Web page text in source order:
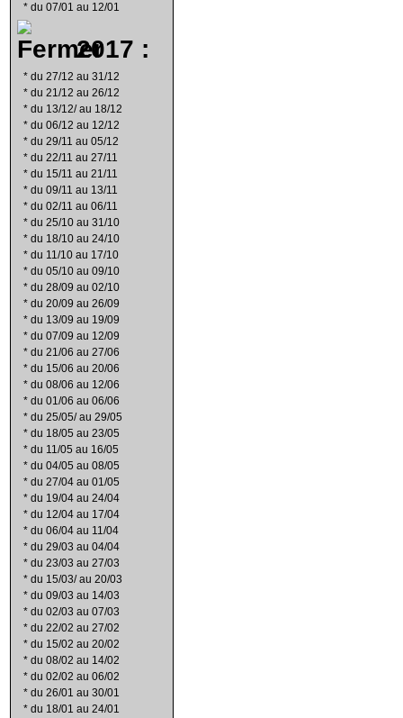
* du 07/01 au 12/01
2017 :
* du 27/12 au 31/12
* du 21/12 au 26/12
* du 13/12/ au 18/12
* du 06/12 au 12/12
* du 29/11 au 05/12
* du 22/11 au 27/11
* du 15/11 au 21/11
* du 09/11 au 13/11
* du 02/11 au 06/11
* du 25/10 au 31/10
* du 18/10 au 24/10
* du 11/10 au 17/10
* du 05/10 au 09/10
* du 28/09 au 02/10
* du 20/09 au 26/09
* du 13/09 au 19/09
* du 07/09 au 12/09
* du 21/06 au 27/06
* du 15/06 au 20/06
* du 08/06 au 12/06
* du 01/06 au 06/06
* du 25/05/ au 29/05
* du 18/05 au 23/05
* du 11/05 au 16/05
* du 04/05 au 08/05
* du 27/04 au 01/05
* du 19/04 au 24/04
* du 12/04 au 17/04
* du 06/04 au 11/04
* du 29/03 au 04/04
* du 23/03 au 27/03
* du 15/03/ au 20/03
* du 09/03 au 14/03
* du 02/03 au 07/03
* du 22/02 au 27/02
* du 15/02 au 20/02
* du 08/02 au 14/02
* du 02/02 au 06/02
* du 26/01 au 30/01
* du 18/01 au 24/01